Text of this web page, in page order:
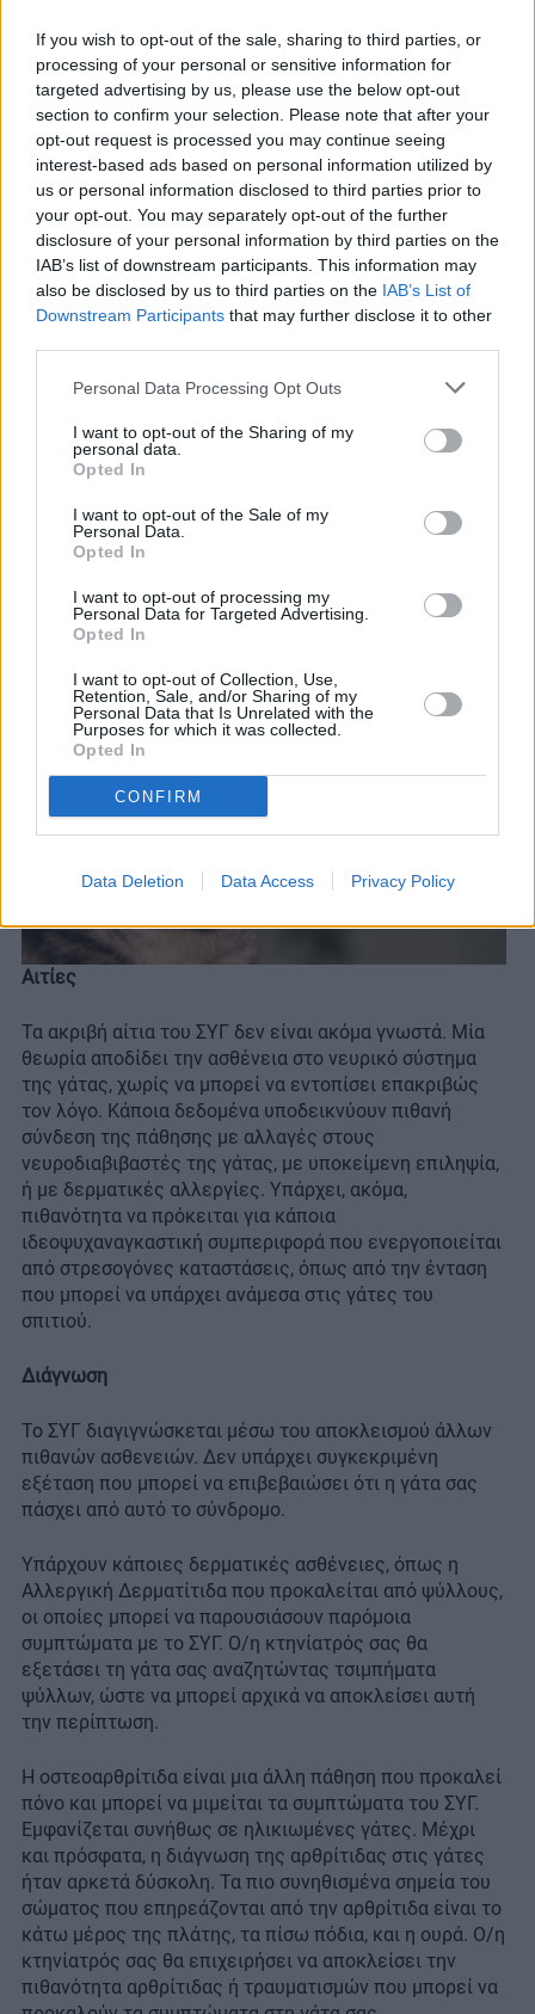
If you wish to opt-out of the sale, sharing to third parties, or
processing of your personal or sensitive information for
targeted advertising by us, please use the below opt-out
section to confirm your selection. Please note that after your
opt-out request is processed you may continue seeing
interest-based ads based on personal information utilized by
us or personal information disclosed to third parties prior to
your opt-out. You may separately opt-out of the further
disclosure of your personal information by third parties on the
IAB’s list of downstream participants. This information may
also be disclosed by us to third parties on the IAB’s List of
Downstream Participants that may further disclose it to other
Personal Data Processing Opt Outs
I want to opt-out of the Sharing of my
personal data.
Opted In
I want to opt-out of the Sale of my
Personal Data.
Opted In
I want to opt-out of processing my
Personal Data for Targeted Advertising.
Opted In
I want to opt-out of Collection, Use,
Retention, Sale, and/or Sharing of my
Personal Data that Is Unrelated with the
Purposes for which it was collected.
Opted In
CONFIRM
Data Deletion Data Access Privacy Policy
– Μανιώδες τρέξιμο γύρω-γύρω
– Ούρηση κατά το άγγιγμα
Αν η γάτα σας έχει ΣΥΓ, μπορεί να αρχίσει να γλείφεται
τη χαϊδεύετε χαμηλά στην πλάτη, ή μπορεί να κουνά
θυμωμένα την ουρά της και να της επιτίθεται. Σε
εμφανίσουν κρίσεις όπως είναι οι επιληπτικές.
Αιτίες
Τα ακριβή αίτια του ΣΥΓ δεν είναι ακόμα γνωστά. Μία
θεωρία αποδίδει την ασθένεια στο νευρικό σύστημα
της γάτας, χωρίς να μπορεί να εντοπίσει επακριβώς
τον λόγο. Κάποια δεδομένα υποδεικνύουν πιθανή
σύνδεση της πάθησης με αλλαγές στους
νευροδιαβιβαστές της γάτας, με υποκείμενη επιληψία,
ή με δερματικές αλλεργίες. Υπάρχει, ακόμα,
πιθανότητα να πρόκειται για κάποια
ιδεοψυχαναγκαστική συμπεριφορά που ενεργοποιείται
από στρεσογόνες καταστάσεις, όπως από την ένταση
που μπορεί να υπάρχει ανάμεσα στις γάτες του
σπιτιού.
Διάγνωση
Το ΣΥΓ διαγιγνώσκεται μέσω του αποκλεισμού άλλων
πιθανών ασθενειών. Δεν υπάρχει συγκεκριμένη
εξέταση που μπορεί να επιβεβαιώσει ότι η γάτα σας
πάσχει από αυτό το σύνδρομο.
Υπάρχουν κάποιες δερματικές ασθένειες, όπως η
Αλλεργική Δερματίτιδα που προκαλείται από ψύλλους,
οι οποίες μπορεί να παρουσιάσουν παρόμοια
συμπτώματα με το ΣΥΓ. Ο/η κτηνίατρός σας θα
εξετάσει τη γάτα σας αναζητώντας τσιμπήματα
ψύλλων, ώστε να μπορεί αρχικά να αποκλείσει αυτή
την περίπτωση.
Η οστεοαρθρίτιδα είναι μια άλλη πάθηση που προκαλεί
πόνο και μπορεί να μιμείται τα συμπτώματα του ΣΥΓ.
Εμφανίζεται συνήθως σε ηλικιωμένες γάτες. Μέχρι
και πρόσφατα, η διάγνωση της αρθρίτιδας στις γάτες
ήταν αρκετά δύσκολη. Τα πιο συνηθισμένα σημεία του
σώματος που επηρεάζονται από την αρθρίτιδα είναι το
κάτω μέρος της πλάτης, τα πίσω πόδια, και η ουρά. Ο/η
κτηνίατρός σας θα επιχειρήσει να αποκλείσει την
πιθανότητα αρθρίτιδας ή τραυματισμών που μπορεί να